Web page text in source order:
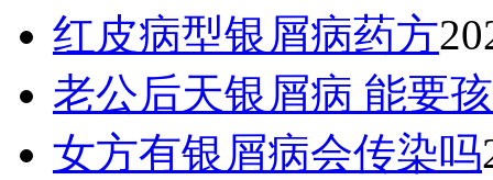
红皮病型银屑病药方
老公后天银屑病 能要
女方有银屑病会传染吗